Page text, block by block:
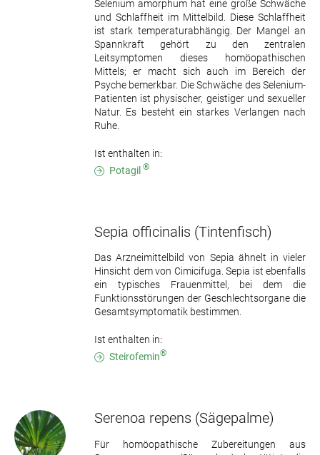
Selenium amorphum hat eine große Schwäche
und Schlaffheit im Mittelbild. Diese Schlaffheit
ist stark temperaturabhängig. Der Mangel an
Spannkraft gehört zu den zentralen
Leitsymptomen dieses homöopathischen
Mittels; er macht sich auch im Bereich der
Psyche bemerkbar. Die Schwäche des Selenium-
Patienten ist physischer, geistiger und sexueller
Natur. Es besteht ein starkes Verlangen nach
Ruhe.
Ist enthalten in:
Potagil ®
Sepia officinalis (Tintenfisch)
Das Arzneimittelbild von Sepia ähnelt in vieler
Hinsicht dem von Cimicifuga. Sepia ist ebenfalls
ein typisches Frauenmittel, bei dem die
Funktionsstörungen der Geschlechtsorgane die
Gesamtsymptomatik bestimmen.
Ist enthalten in:
Steirofemin®
Serenoa repens (Sägepalme)
Für homöopathische Zubereitungen aus